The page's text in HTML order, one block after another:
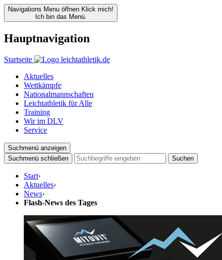
Navigations Menu öffnen Klick mich!
Ich bin das Menü.
Hauptnavigation
Startseite
Aktuelles
Wettkämpfe
Nationalmannschaften
Leichtathletik für Alle
Training
Wir im DLV
Service
Suchmenü anzeigen
Suchmenü schließen
Suchen
Start›
Aktuelles›
News›
Flash-News des Tages